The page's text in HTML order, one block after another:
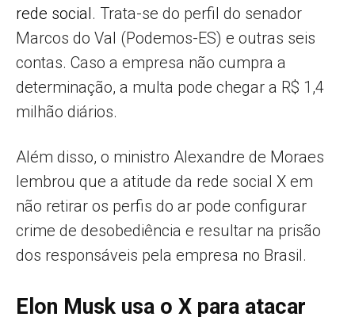
rede social. Trata-se do perfil do senador
Marcos do Val (Podemos-ES) e outras seis
contas. Caso a empresa não cumpra a
determinação, a multa pode chegar a R$ 1,4
milhão diários.
Além disso, o ministro Alexandre de Moraes
lembrou que a atitude da rede social X em
não retirar os perfis do ar pode configurar
crime de desobediência e resultar na prisão
dos responsáveis pela empresa no Brasil.
Elon Musk usa o X para atacar